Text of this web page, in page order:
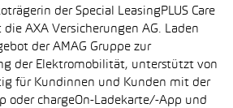
der Special LeasingPLUS Care
die AXA Versicherungen AG. Laden
der AMAG Gruppe zur
der Elektromobilität, unterstützt von
für Kundinnen und Kunden mit der
oder chargeOn-Ladekarte/-App und